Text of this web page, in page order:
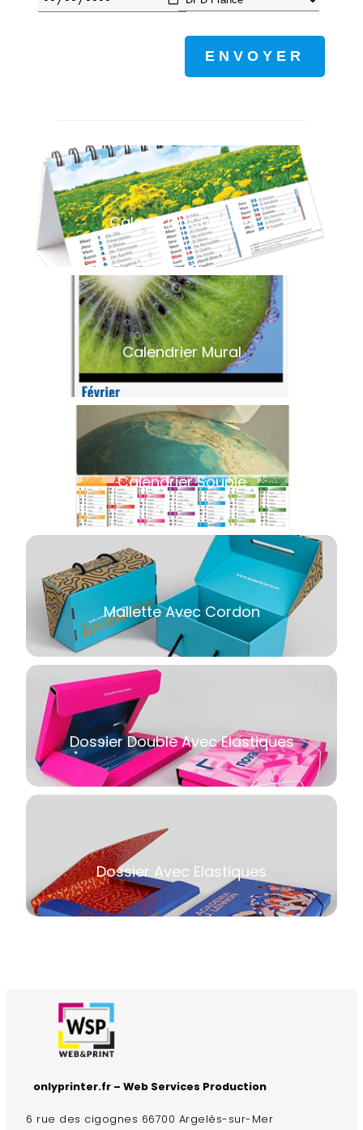
Calendrier Chevalet
Calendrier Mural
Calendrier Souple
Mallette Avec Cordon
Dossier Double Avec Elastiques
Dossier Avec Elastiques
onlyprinter.fr – Web Services Production
6 rue des cigognes 66700 Argelès-sur-Mer